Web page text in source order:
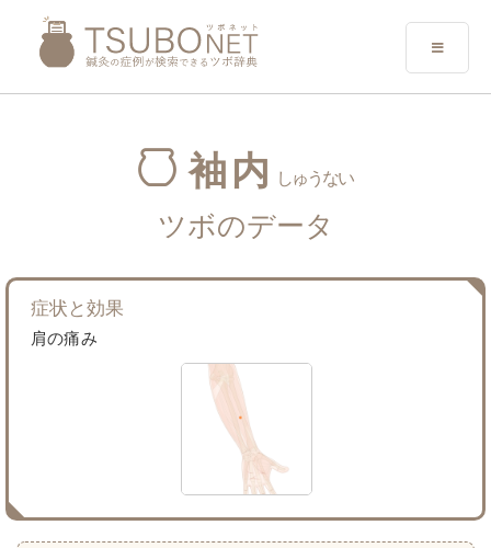
袖内 しゅうない
ツボのデータ
症状と効果
肩の痛み